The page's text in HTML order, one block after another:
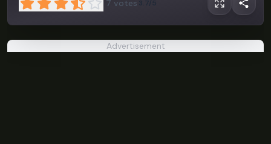
PokéPlunder
7 votes 3.7/5
Advertisement